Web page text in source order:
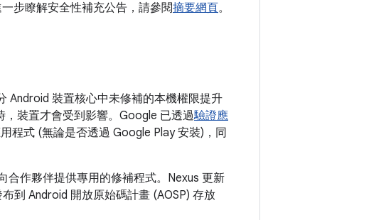
步瞭解安全性補充公告，請參閱摘要網頁。
Android 裝置核心中未修補的本機權限提升
裝置才會受到影響。Google 已透過驗證應
程式 (無論是否透過 Google Play 安裝)，同
合作夥伴提供專用的修補程式。Nexus 更新
到 Android 開放原始碼計畫 (AOSP) 存放